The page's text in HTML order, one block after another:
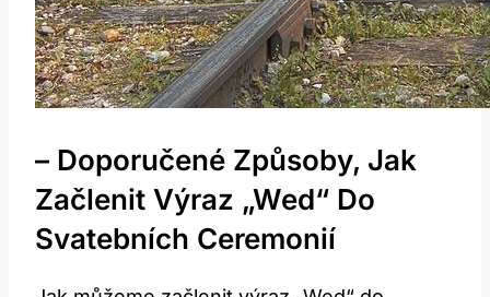
– Doporučené Způsoby, Jak
Začlenit Výraz „Wed“ Do
Svatebních Ceremonií